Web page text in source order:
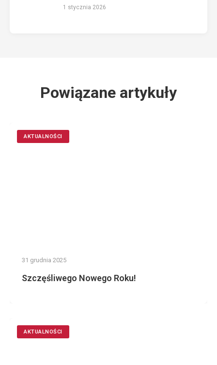
1 stycznia 2026
Powiązane artykuły
AKTUALNOŚCI
31 grudnia 2025
Szczęśliwego Nowego Roku!
AKTUALNOŚCI